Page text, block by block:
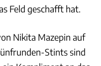
Feld geschafft hat.
Nikita Mazepin auf
Stints sind